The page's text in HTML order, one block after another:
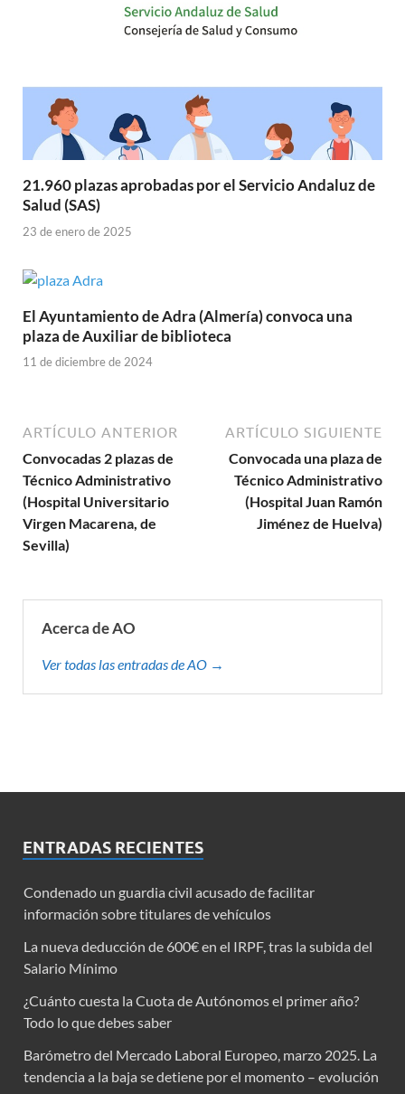
21.960 plazas aprobadas por el Servicio Andaluz de
Salud (SAS)
23 de enero de 2025
El Ayuntamiento de Adra (Almería) convoca una
plaza de Auxiliar de biblioteca
11 de diciembre de 2024
ARTÍCULO ANTERIOR
Convocadas 2 plazas de
Técnico Administrativo
(Hospital Universitario
Virgen Macarena, de
Sevilla)
ARTÍCULO SIGUIENTE
Convocada una plaza de
Técnico Administrativo
(Hospital Juan Ramón
Jiménez de Huelva)
Acerca de AO
Ver todas las entradas de AO →
ENTRADAS RECIENTES
Condenado un guardia civil acusado de facilitar
información sobre titulares de vehículos
La nueva deducción de 600€ en el IRPF, tras la subida del
Salario Mínimo
¿Cuánto cuesta la Cuota de Autónomos el primer año?
Todo lo que debes saber
Barómetro del Mercado Laboral Europeo, marzo 2025. La
tendencia a la baja se detiene por el momento – evolución